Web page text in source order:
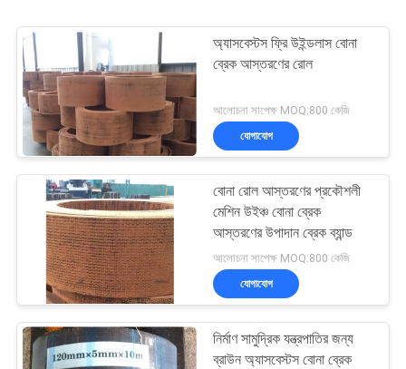
অ্যাসবেস্টস ফ্রি উইন্ডলাস বোনা
ব্রেক আস্তরণের রোল
আলোচনা সাপেক্ষ MOQ:800 কেজি
যোগাযোগ
বোনা রোল আস্তরণের প্রকৌশলী
মেশিন উইঞ্চ বোনা ব্রেক
আস্তরণের উপাদান ব্রেক ব্যান্ড
আলোচনা সাপেক্ষ MOQ:800 কেজি
যোগাযোগ
নির্মাণ সামুদ্রিক যন্ত্রপাতির জন্য
ব্রাউন অ্যাসবেস্টস বোনা ব্রেক